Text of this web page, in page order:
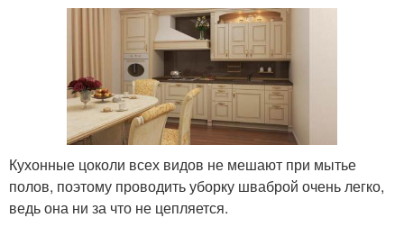
Кухонные цоколи всех видов не мешают при мытье
полов, поэтому проводить уборку шваброй очень легко,
ведь она ни за что не цепляется.